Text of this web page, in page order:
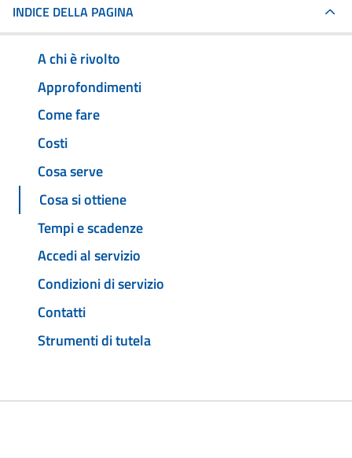
INDICE DELLA PAGINA
A chi è rivolto
Approfondimenti
Come fare
Costi
Cosa serve
Cosa si ottiene
Tempi e scadenze
Accedi al servizio
Condizioni di servizio
Contatti
Strumenti di tutela